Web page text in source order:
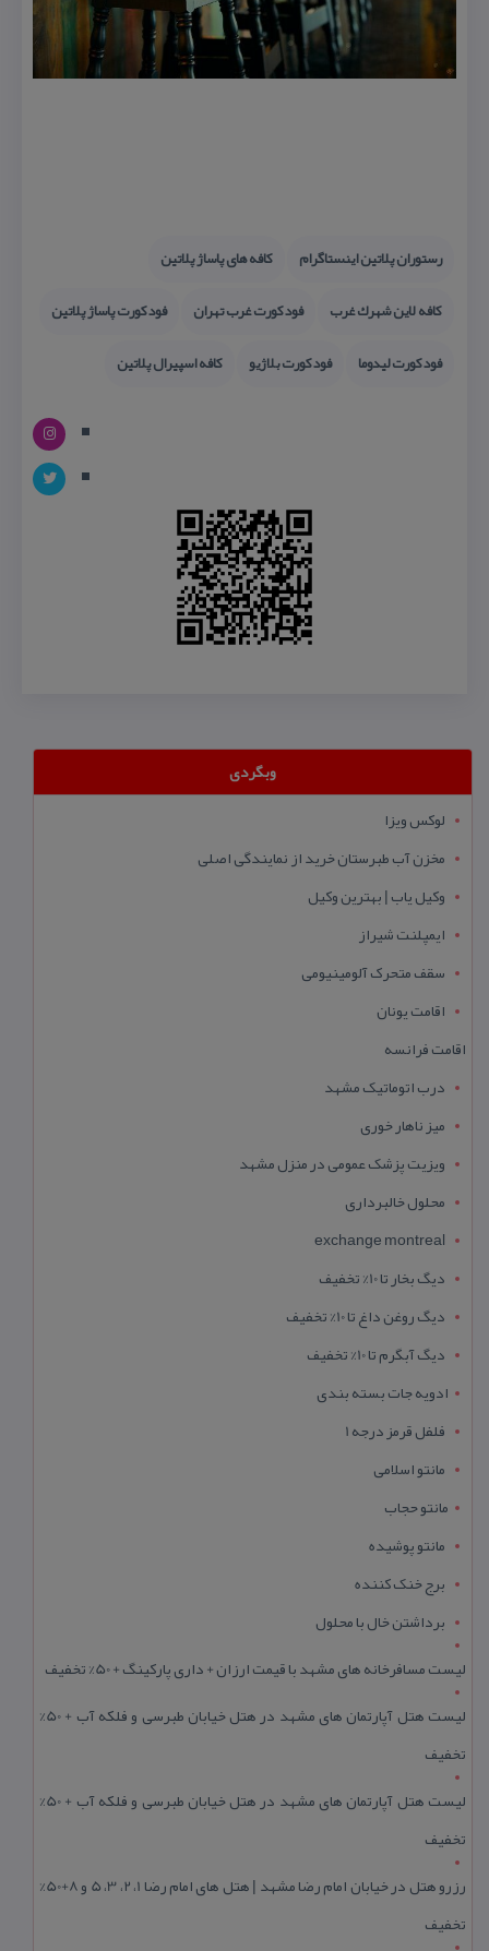
رستوران پلاتین اینستاگرام
كافه های پاساژ پلاتین
كافه لاین شهرك غرب
فودكورت غرب تهران
فودكورت پاساژ پلاتین
فودكورت لیدوما
فودكورت بلاژیو كافه اسپیرال پلاتین
وبگردی
لوکس ویزا
مخزن آب طبرستان خرید از نمایندگی اصلی
وکیل یاب | بهترین وکیل
ایمپلنت شیراز
سقف متحرک آلومینیومی
اقامت یونان
اقامت فرانسه
درب اتوماتیک مشهد
میز ناهار خوری
ویزیت پزشک عمومی در منزل مشهد
محلول خالبرداری
exchange montreal
دیگ بخار تا 10% تخفیف
دیگ روغن داغ تا 10% تخفیف
دیگ آبگرم تا 10% تخفیف
ادویه جات بسته بندی
فلفل قرمز درجه 1
مانتو اسلامی
مانتو حجاب
مانتو پوشیده
برج خنک کننده
برداشتن خال با محلول
لیست مسافرخانه های مشهد با قیمت ارزان + داری پارکینگ + 50% تخفیف
لیست هتل آپارتمان های مشهد در هتل خیابان طبرسی و فلکه آب + 50%
تخفیف
لیست هتل آپارتمان های مشهد در هتل خیابان طبرسی و فلکه آب + 50%
تخفیف
رزرو هتل در خیابان امام رضا مشهد | هتل‌ های امام رضا 1، 2، 3، 5 و 8+50%
تخفیف